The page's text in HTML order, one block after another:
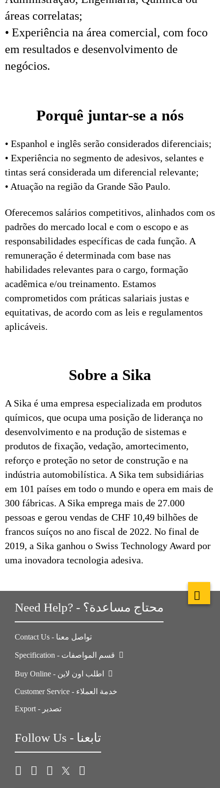
áreas correlatas;
• Experiência na área comercial, com foco
em resultados e desenvolvimento de
negócios.
Porquê juntar-se a nós
• Espanhol e inglês serão considerados diferenciais;
• Experiência no segmento de adesivos, selantes e
tintas será considerada um diferencial relevante;
• Atuação na região da Grande São Paulo.
Oferecemos salários competitivos, alinhados com os
padrões do mercado local e com o escopo e as
responsabilidades específicas de cada função. A
remuneração é determinada com base nas
habilidades relevantes para o cargo, formação
acadêmica e/ou treinamento. Estamos
comprometidos com práticas salariais justas e
equitativas, de acordo com as leis e regulamentos
aplicáveis.
Sobre a Sika
A Sika é uma empresa especializada em produtos
químicos, que ocupa uma posição de liderança no
desenvolvimento e na produção de sistemas e
produtos de fixação, vedação, amortecimento,
reforço e proteção no setor de construção e na
indústria automobilística. A Sika tem subsidiárias
em 101 países em todo o mundo e opera em mais de
300 fábricas. A Sika emprega mais de 27.000
pessoas e gerou vendas de CHF 10,49 bilhões de
francos suíços no ano fiscal de 2022. No final de
2019, a Sika ganhou o Swiss Technology Award por
uma inovadora tecnologia adesiva.
Need Help? - محتاج مساعدة؟
Contact Us - تواصل معنا
Customer Service - خدمة العملاء
Export - تصدير
Follow Us - تابعنا